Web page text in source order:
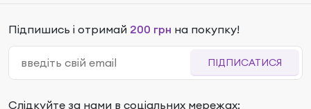
Підпишись і отримай 200 грн на покупку!
ПІДПИСАТИСЯ
Слідкуйте за нами в соціальних мережах: